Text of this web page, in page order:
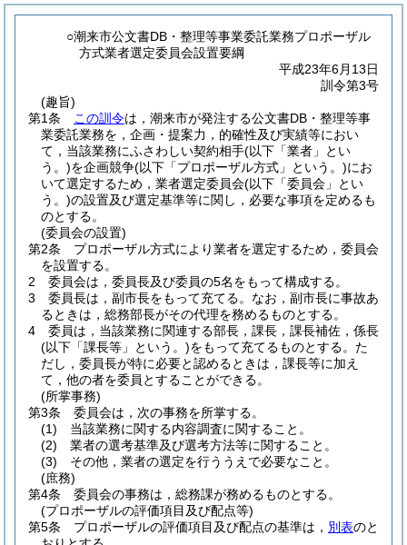
○潮来市公文書DB・整理等事業委託業務プロポーザル
方式業者選定委員会設置要綱
平成23年6月13日
訓令第3号
(趣旨)
第1条
この訓令は，潮来市が発注する公文書DB・整理等事
業委託業務を，企画・提案力，的確性及び実績等におい
て，当該業務にふさわしい契約相手(以下「業者」とい
う。)を企画競争(以下「プロポーザル方式」という。)にお
いて選定するため，業者選定委員会(以下「委員会」とい
う。)の設置及び選定基準等に関し，必要な事項を定めるも
のとする。
(委員会の設置)
第2条
プロポーザル方式により業者を選定するため，委員会
を設置する。
2
委員会は，委員長及び委員の5名をもって構成する。
3
委員長は，副市長をもって充てる。 なお，副市長に事故あ
るときは，総務部長がその代理を務めるものとする。
4
委員は，当該業務に関連する部長，課長，課長補佐，係長
(以下「課長等」という。)をもって充てるものとする。 た
だし，委員長が特に必要と認めるときは，課長等に加え
て，他の者を委員とすることができる。
(所掌事務)
第3条
委員会は，次の事務を所掌する。
(1)
当該業務に関する内容調査に関すること。
(2)
業者の選考基準及び選考方法等に関すること。
(3)
その他，業者の選定を行ううえで必要なこと。
(庶務)
第4条
委員会の事務は，総務課が務めるものとする。
(プロポーザルの評価項目及び配点等)
第5条
プロポーザルの評価項目及び配点の基準は， 別表のと